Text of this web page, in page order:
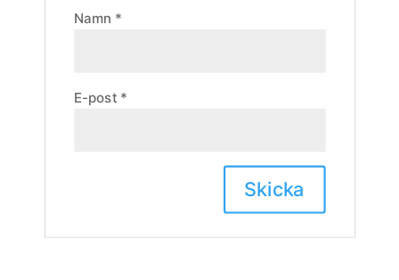
Namn *
E-post *